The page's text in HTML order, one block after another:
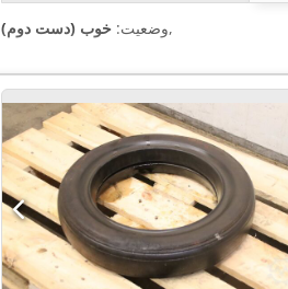
وضعیت: خوب (دست دوم) ,